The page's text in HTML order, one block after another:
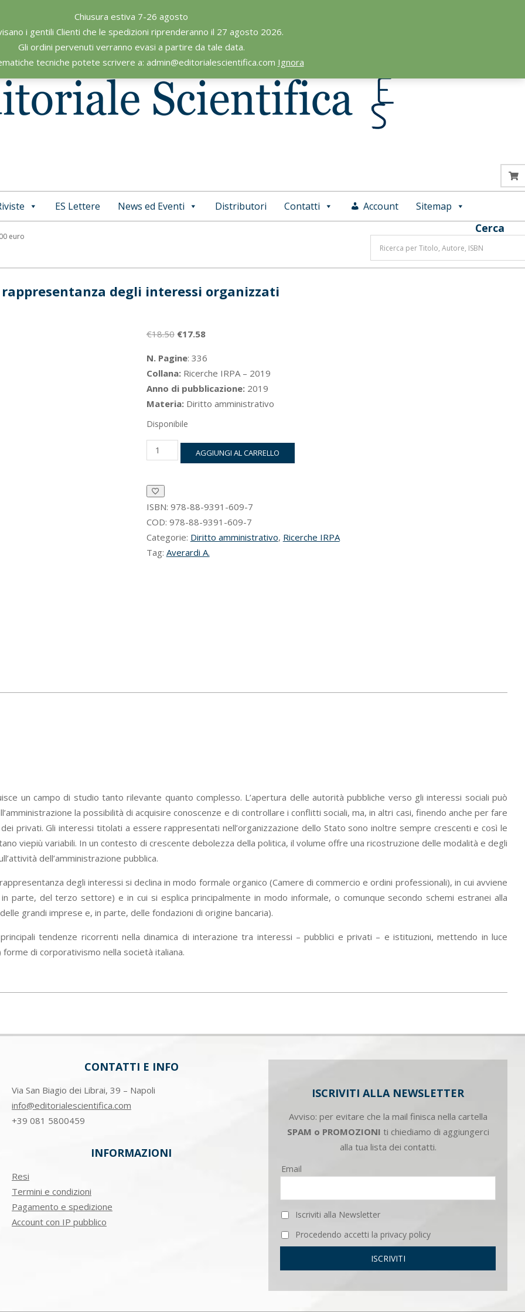
Chiusura estiva 7-26 agosto
i gentili Clienti che le spedizioni riprenderanno il 27 agosto 2026.
Gli ordini pervenuti verranno evasi a partire da tale data.
tecniche potete scrivere a: admin@editorialescientifica.com Ignora
Primary
ES Lettere News ed Eventi Distributori Contatti Account Sitemap
euro
Cerca
rappresentanza degli interessi organizzati
€18.50 Il
originale
era:
€18.50.
€17.58Il
attuale
è:
€17.58.
N. Pagine: 336
Collana:Ricerche IRPA – 2019
Anno di pubblicazione:2019
Materia:Diritto amministrativo
Disponibile
rappresentanza
organizzati
quantità
AGGIUNGI AL CARRELLO
ISBN: 978-88-9391-609-7
COD: 978-88-9391-609-7
Categorie: Diritto amministrativo, Ricerche IRPA
Tag: Averardi A.
un campo di studio tanto rilevante quanto complesso. L’apertura delle autorità pubbliche verso gli interessi sociali può
la possibilità di acquisire conoscenze e di controllare i conflitti sociali, ma, in altri casi, finendo anche per fare
privati. Gli interessi titolati a essere rappresentati nell’organizzazione dello Stato sono inoltre sempre crescenti e così le
viepiù variabili. In un contesto di crescente debolezza della politica, il volume offre una ricostruzione delle modalità e degli
dell’amministrazione pubblica.
degli interessi si declina in modo formale organico (Camere di commercio e ordini professionali), in cui avviene
parte, del terzo settore) e in cui si esplica principalmente in modo informale, o comunque secondo schemi estranei alla
grandi imprese e, in parte, delle fondazioni di origine bancaria).
tendenze ricorrenti nella dinamica di interazione tra interessi – pubblici e privati – e istituzioni, mettendo in luce
di corporativismo nella società italiana.
CONTATTI E INFO
Via San Biagio dei Librai, 39 – Napoli
info@editorialescientifica.com
+39 081 5800459
INFORMAZIONI
Resi
Termini e condizioni
Pagamento e spedizione
Account con IP pubblico
ISCRIVITI ALLA NEWSLETTER
Avviso: per evitare che la mail finisca nella cartella
SPAM o PROMOZIONI ti chiediamo di aggiungerci
alla tua lista dei contatti.
Email
Iscriviti alla Newsletter
Procedendo accetti la privacy policy